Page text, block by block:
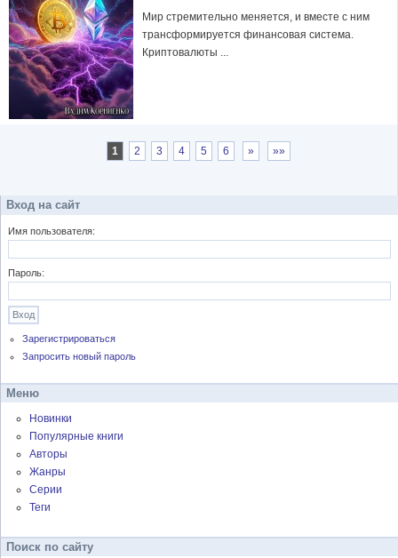
Мир стремительно меняется, и вместе с ним
трансформируется финансовая система.
Криптовалюты ...
1 2 3 4 5 6 » »»
Вход на сайт
Имя пользователя:
Пароль:
Зарегистрироваться
Запросить новый пароль
Меню
Новинки
Популярные книги
Авторы
Жанры
Серии
Теги
Поиск по сайту